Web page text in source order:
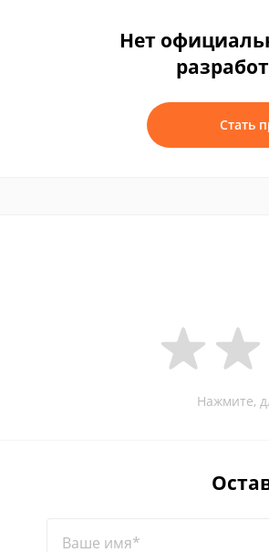
Нет
Стать
Нажмите,
Ваше имя*